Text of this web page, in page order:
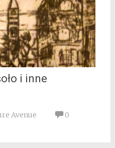
i inne
Avenue
0